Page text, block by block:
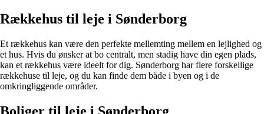
Rækkehus til leje i Sønderborg
Et rækkehus kan være den perfekte mellemting mellem en lejlighed og
et hus. Hvis du ønsker at bo centralt, men stadig have din egen plads,
kan et rækkehus være ideelt for dig. Sønderborg har flere forskellige
rækkehuse til leje, og du kan finde dem både i byen og i de
omkringliggende områder.